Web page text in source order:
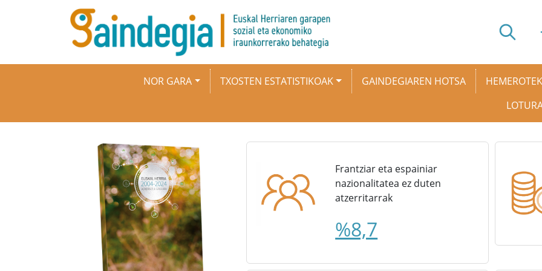
Skip to main content
Main navigationNOR GARA TXOSTEN ESTATISTIKOAK GAINDEGIAREN HOTSA
Frantziar eta espainiar
nazionalitatea ez duten
atzerritarrak
%8,7